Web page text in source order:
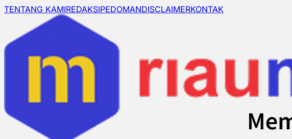
TENTANG KAMIREDAKSIPEDOMANDISCLAIMERKONTAK